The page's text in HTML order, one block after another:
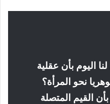
اليوم بأن عقلية
نحو المرأة؟
القيم المتصلة